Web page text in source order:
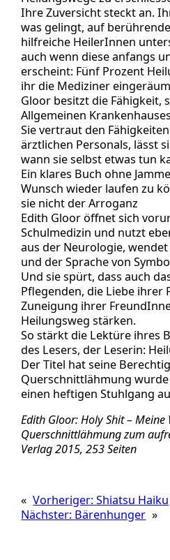
Ihre Zuversicht steckt an.
was gelingt, auf
hilfreiche HeilerInnen
auch wenn diese anfangs
erscheint: Fünf Prozent
ihr die Mediziner
Gloor besitzt die Fähigkeit,
Allgemeinen
Sie vertraut den
ärztlichen Personals, lässt
wann sie selbst etwas tun
Ein klares Buch ohne
Wunsch wieder laufen zu
sie nicht der Arroganz
Edith Gloor öffnet sich
Schulmedizin und nutzt
aus der Neurologie,
und der Sprache von
Und sie spürt, dass auch
Pflegenden, die Liebe ihrer
Zuneigung ihrer
Heilungsweg stärken.
So stärkt die Lektüre ihres
des Lesers, der Leserin:
Der Titel hat seine
Querschnittlähmung
einen heftigen Stuhlgang
Edith Gloor: Holy Shit –
Querschnittlähmung zum
Verlag 2015, 253 Seiten
« Vorheriger:Shiatsu Haiku
Nächster: Bärenhunger »